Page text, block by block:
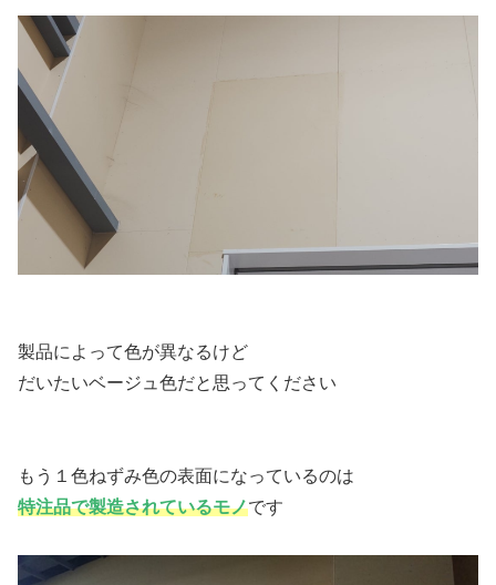
製品によって色が異なるけど
だいたいベージュ色だと思ってください
もう１色ねずみ色の表面になっているのは
特注品で製造されているモノです